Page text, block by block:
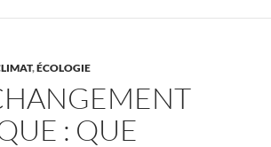
,ÉCOLOGIE
: QUE